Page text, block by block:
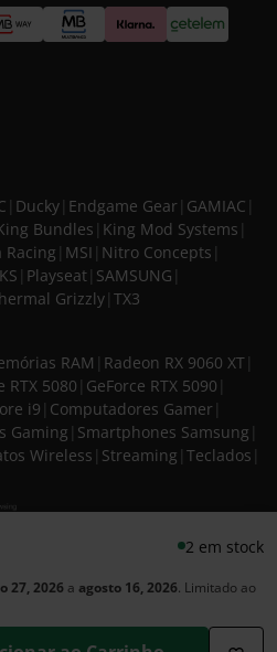
2 em stock
27, 2026 a agosto 16, 2026. Limitado ao
Ducky Endgame Gear GAMIAC
Bundles King Mod Systems
Racing MSI Nitro Concepts
Playseat SAMSUNG
Grizzly TX3
RAM Radeon RX 9060 XT
RTX 5080 GeForce RTX 5090
i9 Computadores Gamer
Gaming Smartphones Samsung
Wireless Streaming Teclados
DIREITOS RESERVADOS. IVA incluído à
As fotos apresentadas podem não
Preços e especificações sujeitos a
Iberia declina qualquer